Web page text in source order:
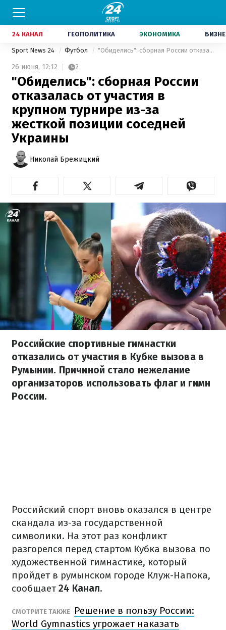
24 КАНАЛ ГЕОПОЛИТИКА ЭКОНОМИКА
Sport News 24 Футбол "Обиделись": сборная России отказалась от участия в крупном турнире из-за жесткой позиции соседней Украины
26 июня, 12:12 2
"Обиделись": сборная России
отказалась от участия в
крупном турнире из-за
жесткой позиции соседней
Украины
Николай Брежицкий
Российские спортивные гимнастки
отказались от участия в Кубке вызова в
Румынии. Причиной стало нежелание
организаторов использовать флаг и гимн
России.
Российский спорт вновь оказался в центре
скандала из-за государственной
символики. На этот раз конфликт
разгорелся перед стартом Кубка вызова по
художественной гимнастике, который
пройдет в румынском городе Клуж-Напока,
сообщает24 Канал.
СМОТРИТЕ ТАКЖЕ
Решение в пользу России:
World Gymnastics угрожает наказать